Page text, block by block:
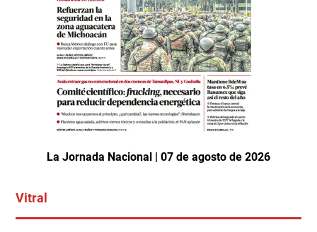
La Jornada Nacional | 07 de agosto de 2026
Vitral